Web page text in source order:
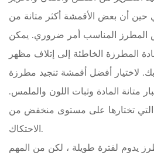
حين أن بعض الأقمشة أكثر متانة من
المطرز المناسب أمر ضروري. يمكن
المطرزة الخاطئة إلى إتلاف مظهر
لاختيار أفضل أقمشة تنجيد مطرزة
متانة المادة وثبات اللون والملمس.
تختارها على مستوى منخفض من
الاحتكاك.
يدوم لفترة طويلة ، لكن من المهم